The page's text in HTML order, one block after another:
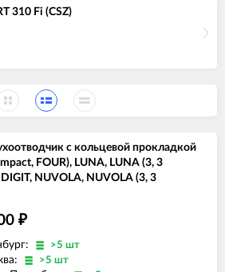
310 Fi (CSZ)
с кольцевой прокладкой
FOUR), LUNA, LUNA (3, 3
NUVOLA, NUVOLA (3, 3
₽
>5 шт
>5 шт